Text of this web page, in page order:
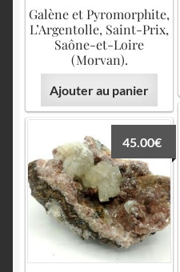
Galène et Pyromorphite,
L’Argentolle, Saint-Prix,
Saône-et-Loire
(Morvan).
Ajouter au panier
45.00€